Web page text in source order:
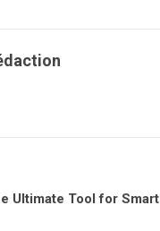
Ultimate Tool for Smart